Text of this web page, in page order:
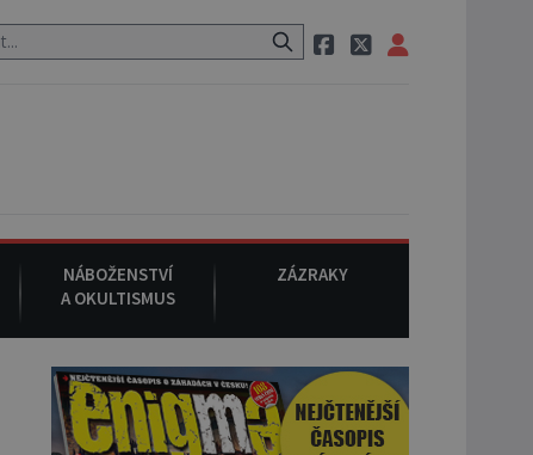
po cestě utíká zvláštní psovitá šelma, údajně bájná čupakabra.
NÁBOŽENSTVÍ
A OKULTISMUS
ZÁZRAKY